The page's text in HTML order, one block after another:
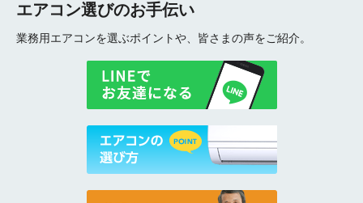
エアコン選びのお手伝い
業務用エアコンを選ぶポイントや、皆さまの声をご紹介。